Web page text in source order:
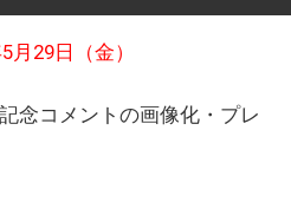
月29日（金）
念コメントの画像化・プレ